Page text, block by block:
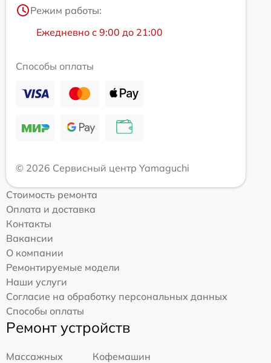
Режим работы:
Ежедневно с 9:00 до 21:00
Способы оплаты
© 2026 Сервисный центр Yamaguchi
Стоимость ремонта
Оплата и доставка
Контакты
Вакансии
О компании
Ремонтируемые модели
Наши услуги
Согласие на обработку персональных данных
Способы оплаты
Ремонт устройств
Массажных
Кофемашин